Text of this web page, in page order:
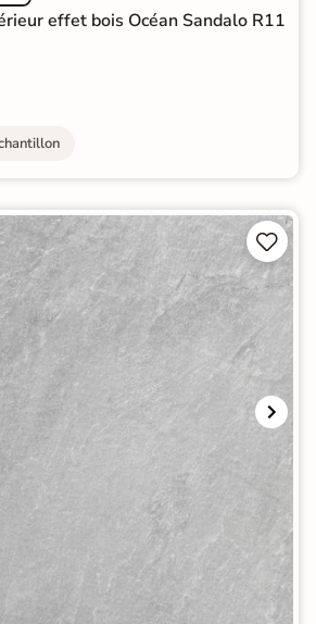
effet bois Océan Sandalo R11

